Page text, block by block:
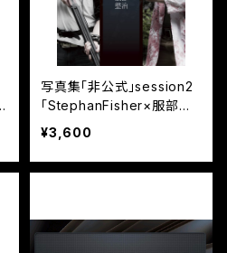
写真集「非公式」session2
「StephanFisher×服部整
治」《書籍版》
¥3,600